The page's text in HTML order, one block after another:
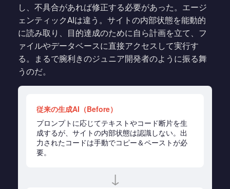
し、不具合があれば修正する必要があった。エージ
ェンティックAIは違う。サイトの内部状態を能動的
に読み取り、目的達成のために自ら計画を立て、フ
ァイルやデータベースに直接アクセスして実行す
る。まるで腕利きのジュニア開発者のように振る舞
うのだ。
従来の生成AI（Before）
プロンプトに応じてテキストやコード断片を生
成するが、サイトの内部状態は認識しない。出
力されたコードは手動でコピー＆ペーストが必
要。
↓